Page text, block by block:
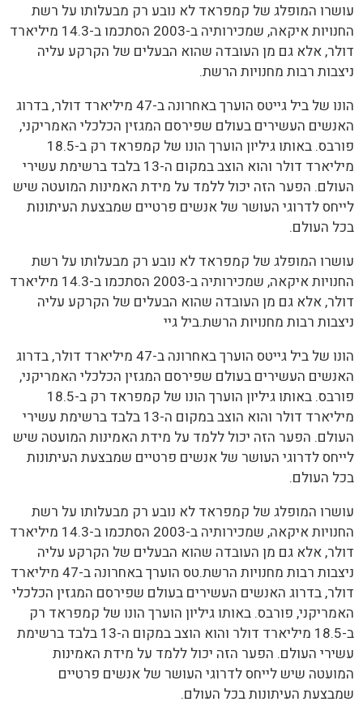
עושרו המופלג של קמפראד לא נובע רק מבעלותו על רשת
החנויות איקאה, שמכירותיה ב-2003 הסתכמו ב-14.3 מיליארד
דולר, אלא גם מן העובדה שהוא הבעלים של הקרקע עליה
ניצבות רבות מחנויות הרשת.
הונו של ביל גייטס הוערך באחרונה ב-47 מיליארד דולר, בדרוג
האנשים העשירים בעולם שפירסם המגזין הכלכלי האמריקני,
פורבס. באותו גיליון הוערך הונו של קמפראד רק ב-18.5
מיליארד דולר והוא הוצב במקום ה-13 בלבד ברשימת עשירי
העולם. הפער הזה יכול ללמד על מידת האמינות המועטה שיש
לייחס לדרוגי העושר של אנשים פרטיים שמבצעת העיתונות
בכל העולם.
עושרו המופלג של קמפראד לא נובע רק מבעלותו על רשת
החנויות איקאה, שמכירותיה ב-2003 הסתכמו ב-14.3 מיליארד
דולר, אלא גם מן העובדה שהוא הבעלים של הקרקע עליה
ניצבות רבות מחנויות הרשת.ביל גיי
הונו של ביל גייטס הוערך באחרונה ב-47 מיליארד דולר, בדרוג
האנשים העשירים בעולם שפירסם המגזין הכלכלי האמריקני,
פורבס. באותו גיליון הוערך הונו של קמפראד רק ב-18.5
מיליארד דולר והוא הוצב במקום ה-13 בלבד ברשימת עשירי
העולם. הפער הזה יכול ללמד על מידת האמינות המועטה שיש
לייחס לדרוגי העושר של אנשים פרטיים שמבצעת העיתונות
בכל העולם.
עושרו המופלג של קמפראד לא נובע רק מבעלותו על רשת
החנויות איקאה, שמכירותיה ב-2003 הסתכמו ב-14.3 מיליארד
דולר, אלא גם מן העובדה שהוא הבעלים של הקרקע עליה
ניצבות רבות מחנויות הרשת.טס הוערך באחרונה ב-47 מיליארד
דולר, בדרוג האנשים העשירים בעולם שפירסם המגזין הכלכלי
האמריקני, פורבס. באותו גיליון הוערך הונו של קמפראד רק
ב-18.5 מיליארד דולר והוא הוצב במקום ה-13 בלבד ברשימת
עשירי העולם. הפער הזה יכול ללמד על מידת האמינות
המועטה שיש לייחס לדרוגי העושר של אנשים פרטיים
שמבצעת העיתונות בכל העולם.